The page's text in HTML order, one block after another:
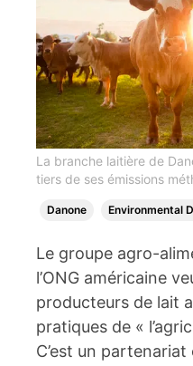
La branche laitière de
tiers de ses émissions
Danone Environmental
Le groupe agro-
l’ONG américaine
producteurs de lait
pratiques de «
C’est un